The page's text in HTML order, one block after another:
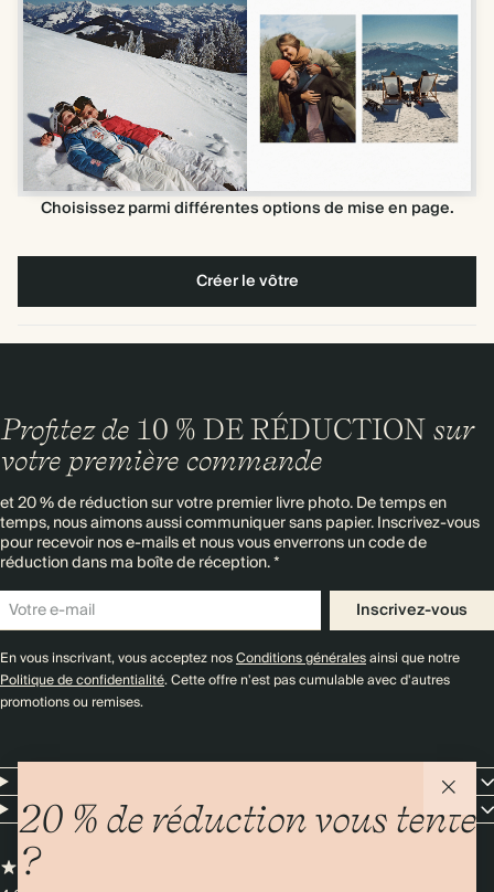
Choisissez parmi différentes options de mise en page.
Créer le vôtre
20 % de réduction vous tente
?
Profitez de 10 % DE RÉDUCTION sur
votre première commande
et 20 % de réduction sur votre premier livre photo. De temps en
temps, nous aimons aussi communiquer sans papier. Inscrivez-vous
pour recevoir nos e-mails et nous vous enverrons un code de
réduction dans ma boîte de réception. *
Inscrivez-vous
En vous inscrivant, vous acceptez nosConditions généralesainsi que notre
Politique de confidentialité. Cette offre n'est pas cumulable avec d'autres
promotions ou remises.
Entreprise